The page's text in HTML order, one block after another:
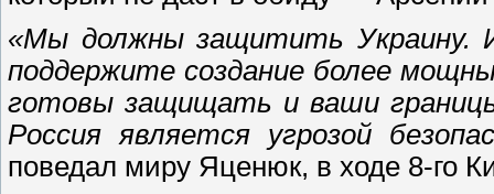
«Мы должны защитить Украину.
поддержите создание более
готовы защищать и ваши
Россия является угрозой
поведал миру Яценюк, в ходе 8-го